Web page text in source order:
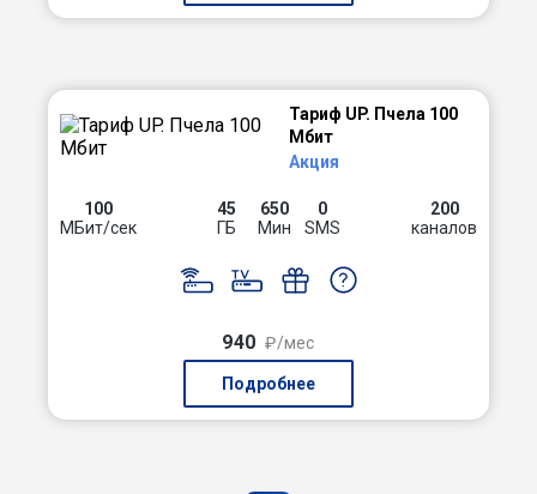
Тариф UP. Пчела 100
Мбит
Акция
100
МБит/сек
45
ГБ
650
Мин
0
SMS
200
каналов
940 ₽/мес
Подробнее